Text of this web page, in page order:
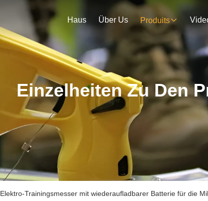
Haus Über Us Produits
Einzelheiten Zu Den
Elektro-Trainingsmesser mit wiederaufladbarer Batterie für die